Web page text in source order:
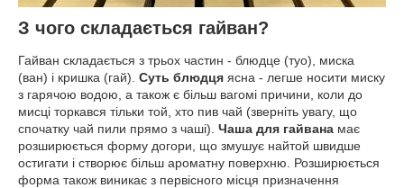
З чого складається гайван?
Гайван складається з трьох частин - блюдце (туо), миска
(ван) і кришка (гай). Суть блюдця ясна - легше носити миску
з гарячою водою, а також є більш вагомі причини, коли до
мисці торкався тільки той, хто пив чай (зверніть увагу, що
спочатку чай пили прямо з чаші). Чаша для гайвана має
розширюється форму догори, що змушує найтой швидше
остигати і створює більш ароматну поверхню. Розширюється
форма також виникає з первісного місця призначення